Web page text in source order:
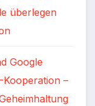
überlegen
Google
–